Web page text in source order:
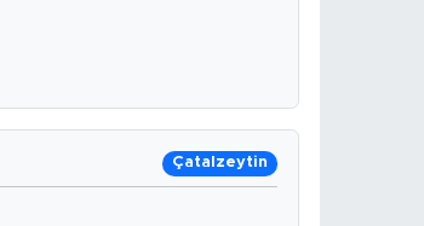
Çatalzeytin